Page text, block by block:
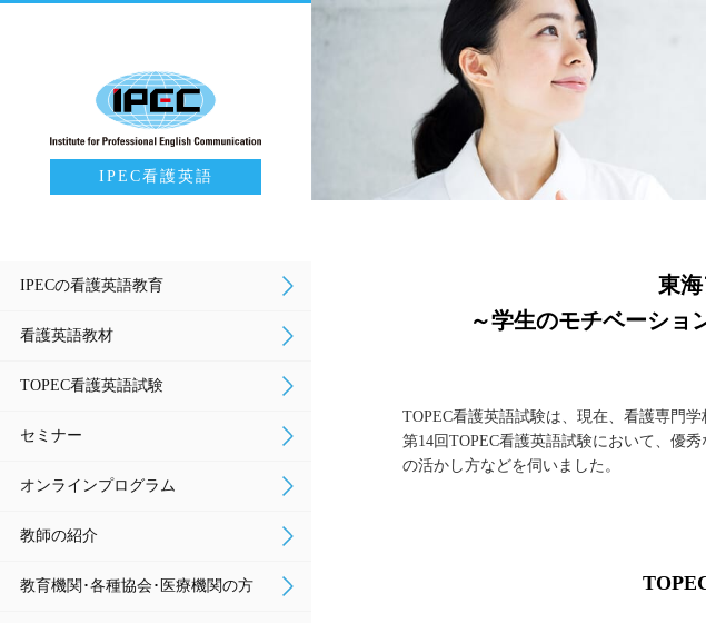
IPEC看護英語
IPECの看護英語教育
看護英語教材
TOPEC看護英語試験
セミナー
オンラインプログラム
教師の紹介
教育機関･各種協会･医療機関の方
東
～学生のモチベーショ
TOPEC看護英語試験は、現在、看護専門
第14回TOPEC看護英語試験において、優
の活かし方などを伺いました。